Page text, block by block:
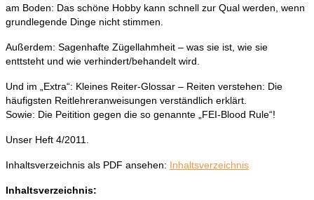
am Boden: Das schöne Hobby kann schnell zur Qual werden, wenn
grundlegende Dinge nicht stimmen.
Außerdem: Sagenhafte Zügellahmheit – was sie ist, wie sie
enttsteht und wie verhindert/behandelt wird.
Und im „Extra“: Kleines Reiter-Glossar – Reiten verstehen: Die
häufigsten Reitlehreranweisungen verständlich erklärt.
Sowie: Die Peitition gegen die so genannte „FEI-Blood Rule“!
Unser Heft 4/2011.
Inhaltsverzeichnis als PDF ansehen: Inhaltsverzeichnis
Inhaltsverzeichnis: